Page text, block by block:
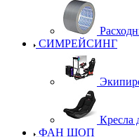
СИМРЕЙСИНГ
Кресла
ФАН ШОП